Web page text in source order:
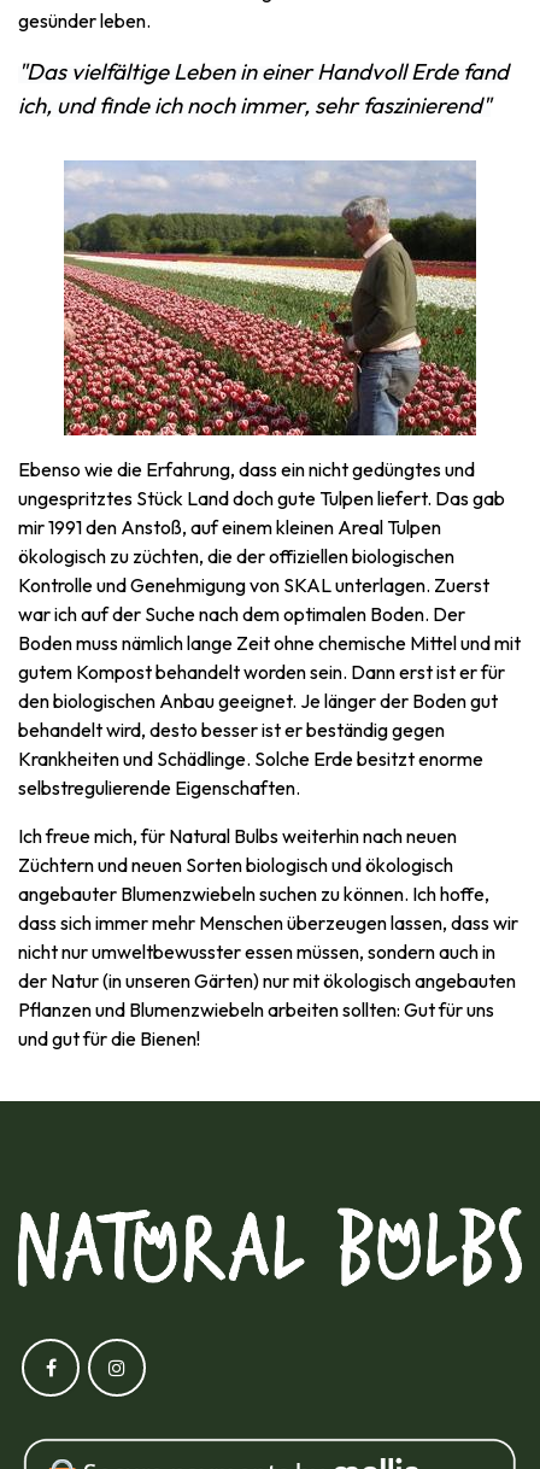
gesünder leben.
"Das vielfältige Leben in einer Handvoll Erde fand
ich, und finde ich noch immer, sehr faszinierend"
Ebenso wie die Erfahrung, dass ein nicht gedüngtes und
ungespritztes Stück Land doch gute Tulpen liefert. Das gab
mir 1991 den Anstoß, auf einem kleinen Areal Tulpen
ökologisch zu züchten, die der offiziellen biologischen
Kontrolle und Genehmigung von SKAL unterlagen. Zuerst
war ich auf der Suche nach dem optimalen Boden. Der
Boden muss nämlich lange Zeit ohne chemische Mittel und mit
gutem Kompost behandelt worden sein. Dann erst ist er für
den biologischen Anbau geeignet. Je länger der Boden gut
behandelt wird, desto besser ist er beständig gegen
Krankheiten und Schädlinge. Solche Erde besitzt enorme
selbstregulierende Eigenschaften.
Ich freue mich, für Natural Bulbs weiterhin nach neuen
Züchtern und neuen Sorten biologisch und ökologisch
angebauter Blumenzwiebeln suchen zu können. Ich hoffe,
dass sich immer mehr Menschen überzeugen lassen, dass wir
nicht nur umweltbewusster essen müssen, sondern auch in
der Natur (in unseren Gärten) nur mit ökologisch angebauten
Pflanzen und Blumenzwiebeln arbeiten sollten: Gut für uns
und gut für die Bienen!